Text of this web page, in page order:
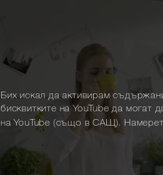
Бих искал да активирам
бисквитките на YouTube да могат
на YouTube (също в САЩ).